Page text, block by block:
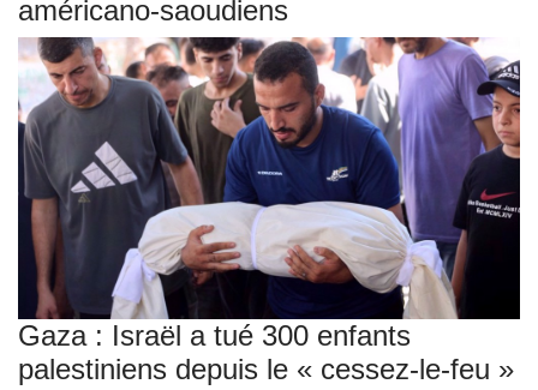
américano-saoudiens
Gaza : Israël a tué 300 enfants
palestiniens depuis le « cessez-le-feu »